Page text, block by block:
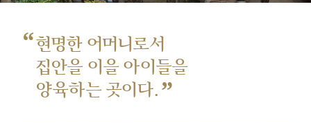
“현명한 어머니로서
집안을 이을 아이들을
양육하는 곳이다. ”